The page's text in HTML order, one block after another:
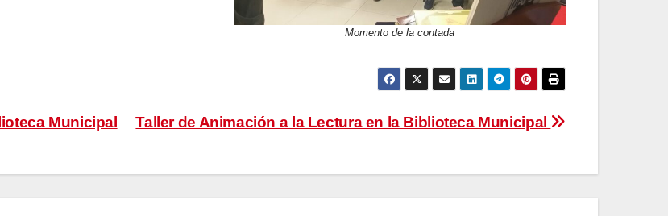
Momento de la contada
Taller de Animación a la Lectura en la Biblioteca Municipal
Municipal